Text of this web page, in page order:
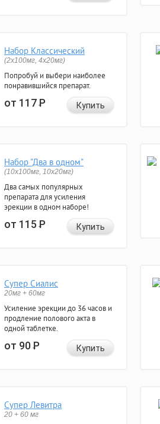
Набор Классический
(2x100мг, 4x20мг)
Попробуй и выбери наиболее
понравившийся препарат.
от 117Р Купить
Набор "Два в одном"
(10x100мг, 10x20мг)
Два самых популярных
препарата для усиления
эрекции в одном наборе!
от 115Р Купить
Супер Сиалис
20мг + 60мг
Усиление эрекции до 36 часов и
продление полового акта в
одной таблетке.
от 90Р Купить
Супер Левитра
20 + 60 мг